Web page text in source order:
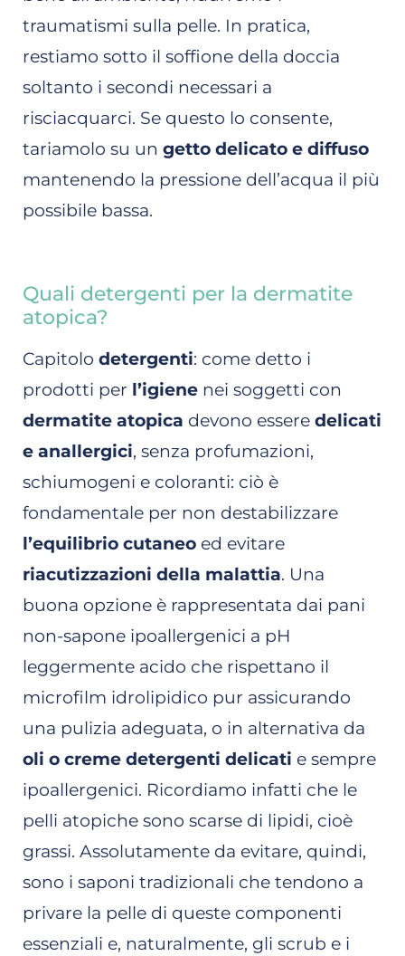
traumatismi sulla pelle. In pratica,
restiamo sotto il soffione della doccia
soltanto i secondi necessari a
risciacquarci. Se questo lo consente,
tariamolo su un getto delicato e diffuso
mantenendo la pressione dell’acqua il più
possibile bassa.
Quali detergenti per la dermatite
atopica?
Capitolo detergenti: come detto i
prodotti per l’igiene nei soggetti con
dermatite atopica devono essere delicati
e anallergici, senza profumazioni,
schiumogeni e coloranti: ciò è
fondamentale per non destabilizzare
l’equilibrio cutaneo ed evitare
riacutizzazioni della malattia. Una
buona opzione è rappresentata dai pani
non-sapone ipoallergenici a pH
leggermente acido che rispettano il
microfilm idrolipidico pur assicurando
una pulizia adeguata, o in alternativa da
oli o creme detergenti delicati e sempre
ipoallergenici. Ricordiamo infatti che le
pelli atopiche sono scarse di lipidi, cioè
grassi. Assolutamente da evitare, quindi,
sono i saponi tradizionali che tendono a
privare la pelle di queste componenti
essenziali e, naturalmente, gli scrub e i